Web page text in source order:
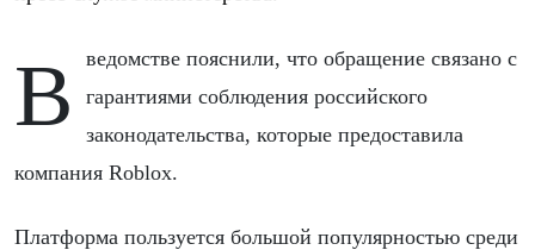
В ведомстве пояснили, что обращение связано с
гарантиями соблюдения российского
законодательства, которые предоставила
компания Roblox.
Платформа пользуется большой популярностью среди